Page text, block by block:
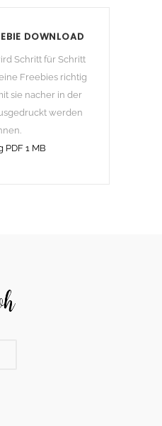
DOWNLOAD
Schritt für Schritt
Freebies richtig
sie nacher in der
werden
1 MB